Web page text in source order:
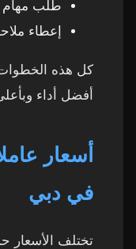
طلب مهام
إعطاء
كل هذه الخطوات
أفضل أداء
أسعار
في دبي
تختلف الأسعار